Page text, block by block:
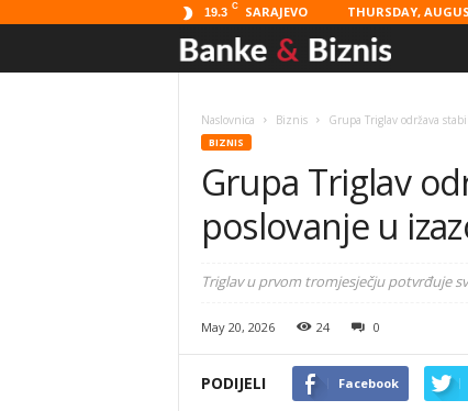
19.3 C SARAJEVO THURSDAY,
Naslovnica Biznis Grupa Triglav održava
BIZNIS
Grupa Triglav
poslovanje u
Triglav u prvom tromjesječju potvrđuje
May 20, 2026 24 0
PODIJELI Facebook